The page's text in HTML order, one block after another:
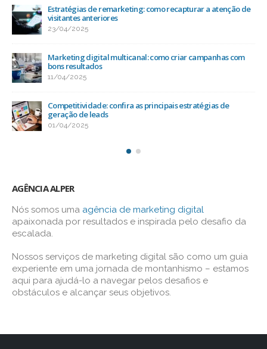
Estratégias de remarketing: como recapturar a atenção de
visitantes anteriores
23/04/2025
Marketing digital multicanal: como criar campanhas com
bons resultados
11/04/2025
Competitividade: confira as principais estratégias de
geração de leads
01/04/2025
AGÊNCIA ALPER
Nós somos uma agência de marketing digital
apaixonada por resultados e inspirada pelo desafio da
escalada.
Nossos serviços de marketing digital são como um guia
experiente em uma jornada de montanhismo – estamos
aqui para ajudá-lo a navegar pelos desafios e
obstáculos e alcançar seus objetivos.